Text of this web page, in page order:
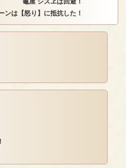
ンは【怒り】に抵抗した！